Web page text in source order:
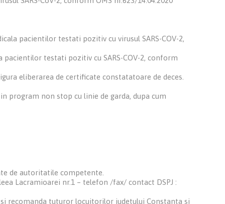
pacientilor testati pozitiv cu virusul SARS-COV-2,
testati pozitiv cu SARS-COV-2, conform
eliberarea de certificate constatatoare de deces.
program non stop cu linie de garda, dupa cum
de autoritatile competente.
Lacramioarei nr.1 – telefon /fax/ contact DSPJ :
recomanda tuturor locuitorilor judetului Constanta si